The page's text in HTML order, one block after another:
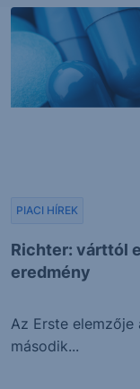
Richter: várttól
eredmény
PIACI HÍREK
Az Erste
második...